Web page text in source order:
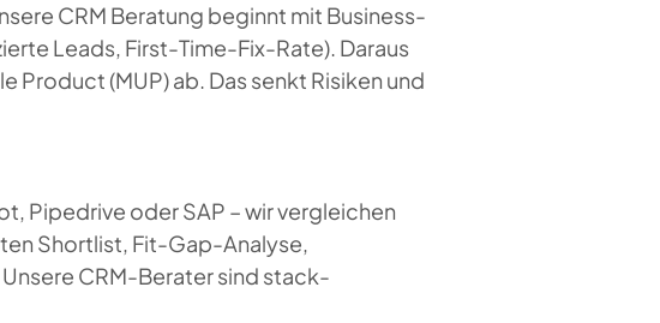
CRM Beratung beginnt mit Business-
Leads, First-Time-Fix-Rate). Daraus
Product (MUP) ab. Das senkt Risiken und
Pipedrive oder SAP – wir vergleichen
Shortlist, Fit-Gap-Analyse,
CRM-Berater sind stack-